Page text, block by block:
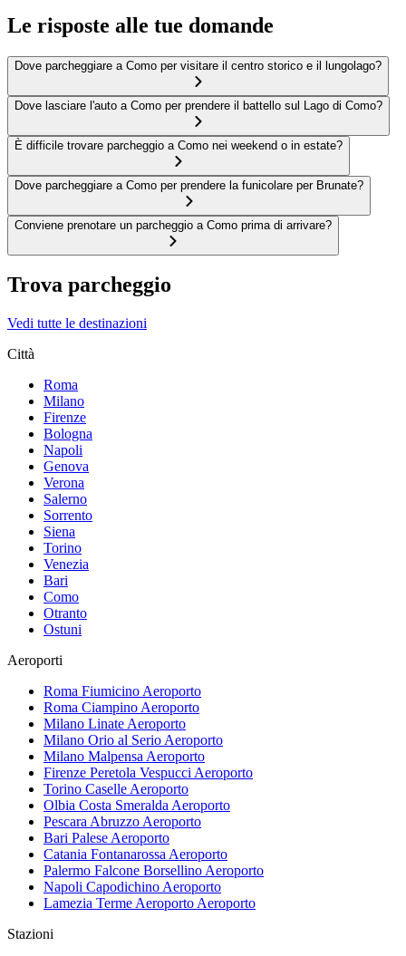
Le risposte alle tue domande
Dove parcheggiare a Como per visitare il centro storico e il lungolago?
Dove lasciare l'auto a Como per prendere il battello sul Lago di Como?
È difficile trovare parcheggio a Como nei weekend o in estate?
Dove parcheggiare a Como per prendere la funicolare per Brunate?
Conviene prenotare un parcheggio a Como prima di arrivare?
Trova parcheggio
Vedi tutte le destinazioni
Città
Roma
Milano
Firenze
Bologna
Napoli
Genova
Verona
Salerno
Sorrento
Siena
Torino
Venezia
Bari
Como
Otranto
Ostuni
Aeroporti
Roma Fiumicino Aeroporto
Roma Ciampino Aeroporto
Milano Linate Aeroporto
Milano Orio al Serio Aeroporto
Milano Malpensa Aeroporto
Firenze Peretola Vespucci Aeroporto
Torino Caselle Aeroporto
Olbia Costa Smeralda Aeroporto
Pescara Abruzzo Aeroporto
Bari Palese Aeroporto
Catania Fontanarossa Aeroporto
Palermo Falcone Borsellino Aeroporto
Napoli Capodichino Aeroporto
Lamezia Terme Aeroporto Aeroporto
Stazioni